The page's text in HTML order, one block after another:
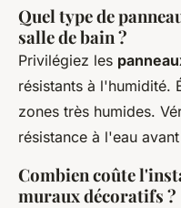
Quel type de
salle de bain ?
Privilégiez les
résistants à l'humidité.
zones très humides.
résistance à l'eau
Combien coûte
muraux décoratifs ?